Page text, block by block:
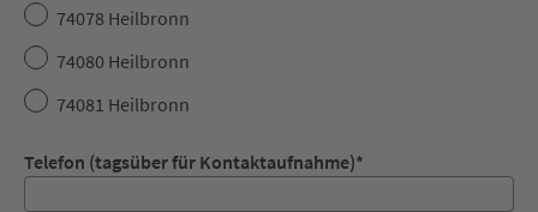
74078 Heilbronn
74080 Heilbronn
74081 Heilbronn
Telefon (tagsüber für Kontaktaufnahme)*